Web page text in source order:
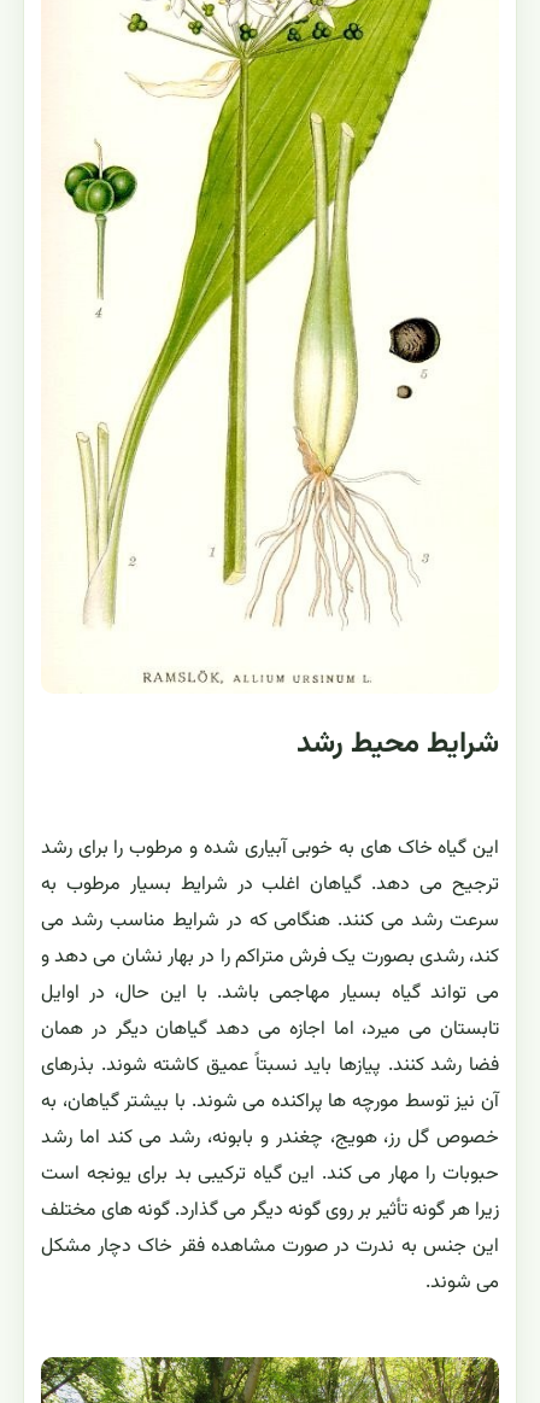
شرایط محیط رشد
این گیاه خاک های به خوبی آبیاری شده و مرطوب را برای رشد
ترجیح می دهد. گیاهان اغلب در شرایط بسیار مرطوب به
سرعت رشد می کنند. هنگامی که در شرایط مناسب رشد می
کند، رشدی بصورت یک فرش متراکم را در بهار نشان می دهد و
می تواند گیاه بسیار مهاجمی باشد. با این حال، در اوایل
تابستان می میرد، اما اجازه می دهد گیاهان دیگر در همان
فضا رشد کنند. پیازها باید نسبتاً عمیق کاشته شوند. بذرهای
آن نیز توسط مورچه ها پراکنده می شوند. با بیشتر گیاهان، به
خصوص گل رز، هویج، چغندر و بابونه، رشد می کند اما رشد
حبوبات را مهار می کند. این گیاه ترکیبی بد برای یونجه است
زیرا هر گونه تأثیر بر روی گونه دیگر می گذارد. گونه های مختلف
این جنس به ندرت در صورت مشاهده فقر خاک دچار مشکل
می شوند.